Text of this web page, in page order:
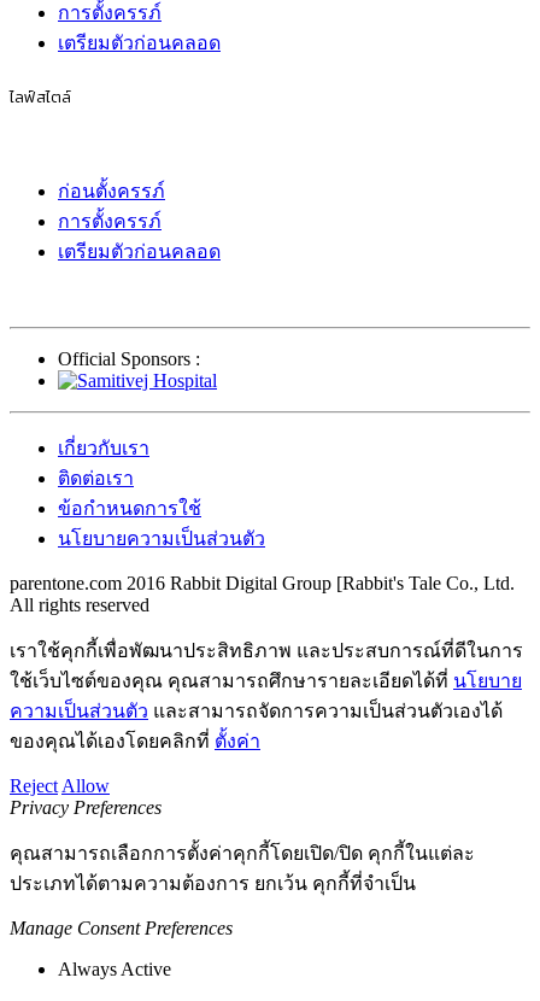
การตั้งครรภ์
เตรียมตัวก่อนคลอด
ไลฟ์สไตล์
ก่อนตั้งครรภ์
การตั้งครรภ์
เตรียมตัวก่อนคลอด
Official Sponsors :
เกี่ยวกับเรา
ติดต่อเรา
ข้อกำหนดการใช้
นโยบายความเป็นส่วนตัว
parentone.com 2016 Rabbit Digital Group [Rabbit's Tale Co., Ltd.
All rights reserved
เราใช้คุกกี้เพื่อพัฒนาประสิทธิภาพ และประสบการณ์ที่ดีในการ
ใช้เว็บไซต์ของคุณ คุณสามารถศึกษารายละเอียดได้ที่ นโยบาย
ความเป็นส่วนตัว และสามารถจัดการความเป็นส่วนตัวเองได้
ของคุณได้เองโดยคลิกที่ ตั้งค่า
Reject Allow
Privacy Preferences
คุณสามารถเลือกการตั้งค่าคุกกี้โดยเปิด/ปิด คุกกี้ในแต่ละ
ประเภทได้ตามความต้องการ ยกเว้น คุกกี้ที่จำเป็น
Manage Consent Preferences
Always Active